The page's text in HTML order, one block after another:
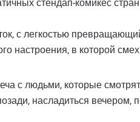
стендап-комикес
с легкостью
настроения, в которой
с людьми, которые
насладиться